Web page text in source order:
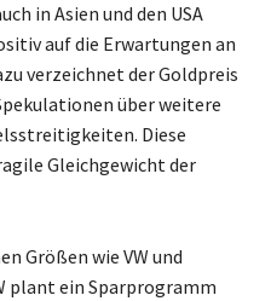
in Asien und den USA
auf die Erwartungen an
verzeichnet der Goldpreis
über weitere
Diese
Gleichgewicht der
Größen wie VW und
plant ein Sparprogramm